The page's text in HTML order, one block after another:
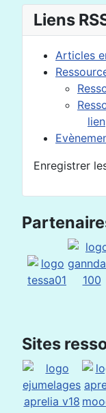
Liens
Articles
lien
Enregistrer
Sites